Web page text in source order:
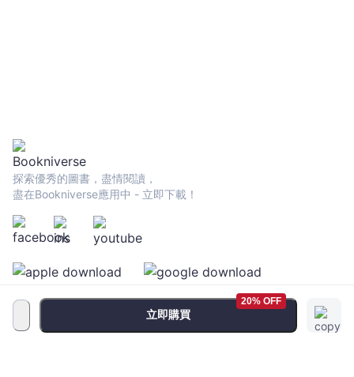
立即購買
20% OFF
探索優秀的圖書，盡情閱讀，
盡在Bookniverse應用中 - 立即下載！